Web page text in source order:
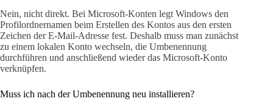
Nein, nicht direkt. Bei Microsoft-Konten legt Windows den
Profilordnernamen beim Erstellen des Kontos aus den ersten
Zeichen der E-Mail-Adresse fest. Deshalb muss man zunächst
zu einem lokalen Konto wechseln, die Umbenennung
durchführen und anschließend wieder das Microsoft-Konto
verknüpfen.
Muss ich nach der Umbenennung neu installieren?